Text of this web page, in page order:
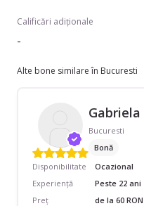
Calificări adiționale
-
Alte bone similare în Bucuresti
Gabriela
Bucuresti
Bonă
Disponibilitate
Ocazional
Experiență
Peste 22 ani
Preț
de la 60